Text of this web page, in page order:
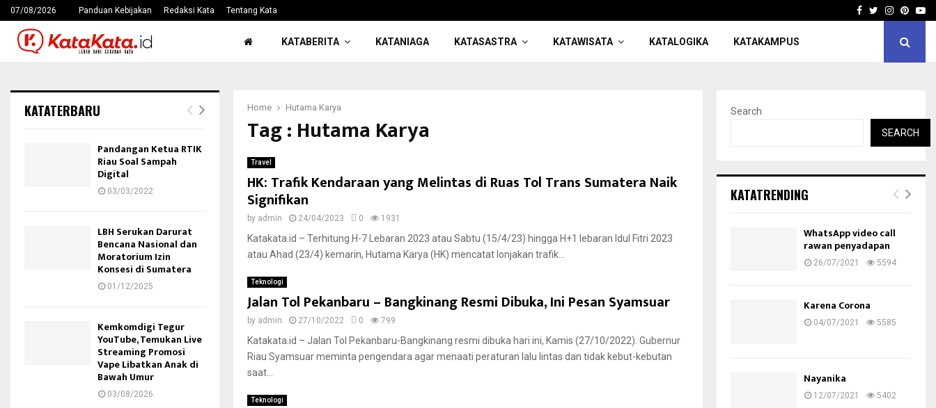
07/08/2026 Panduan Kebijakan Redaksi Kata Tentang Kata Facebook
Twitter
KATABERITA KATANIAGA KATASASTRA KATAWISATA KATALOGIKA KATAKAMPUS
Home Hutama Karya
Tag : Hutama Karya
Travel
HK: Trafik Kendaraan yang Melintas di Ruas Tol Trans Sumatera Naik
Signifikan
by admin 24/04/2023 0 1931
Katakata.id – Terhitung H-7 Lebaran 2023 atau Sabtu (15/4/23) hingga H+1 lebaran Idul Fitri 2023
atau Ahad (23/4) kemarin, Hutama Karya (HK) mencatat lonjakan trafik...
Teknologi
Jalan Tol Pekanbaru – Bangkinang Resmi Dibuka, Ini Pesan Syamsuar
by admin 27/10/2022 0 799
Katakata.id – Jalan Tol Pekanbaru-Bangkinang resmi dibuka hari ini, Kamis (27/10/2022). Gubernur
Riau Syamsuar meminta pengendara agar menaati peraturan lalu lintas dan tidak kebut-kebutan
saat...
Teknologi
KATATERBARU
Pandangan Ketua RTIK
Riau Soal Sampah
Digital
03/03/2022
LBH Serukan Darurat
Bencana Nasional dan
Moratorium Izin
Konsesi di Sumatera
01/12/2025
Kemkomdigi Tegur
YouTube, Temukan Live
Streaming Promosi
Vape Libatkan Anak di
Bawah Umur
03/08/2026
Search
SEARCH
KATATRENDING
WhatsApp video call
rawan penyadapan
26/07/2021 5594
Karena Corona
04/07/2021 5585
Nayanika
12/07/2021 5402